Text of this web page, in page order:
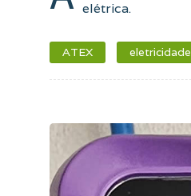
elétrica.
ATEX eletricidade